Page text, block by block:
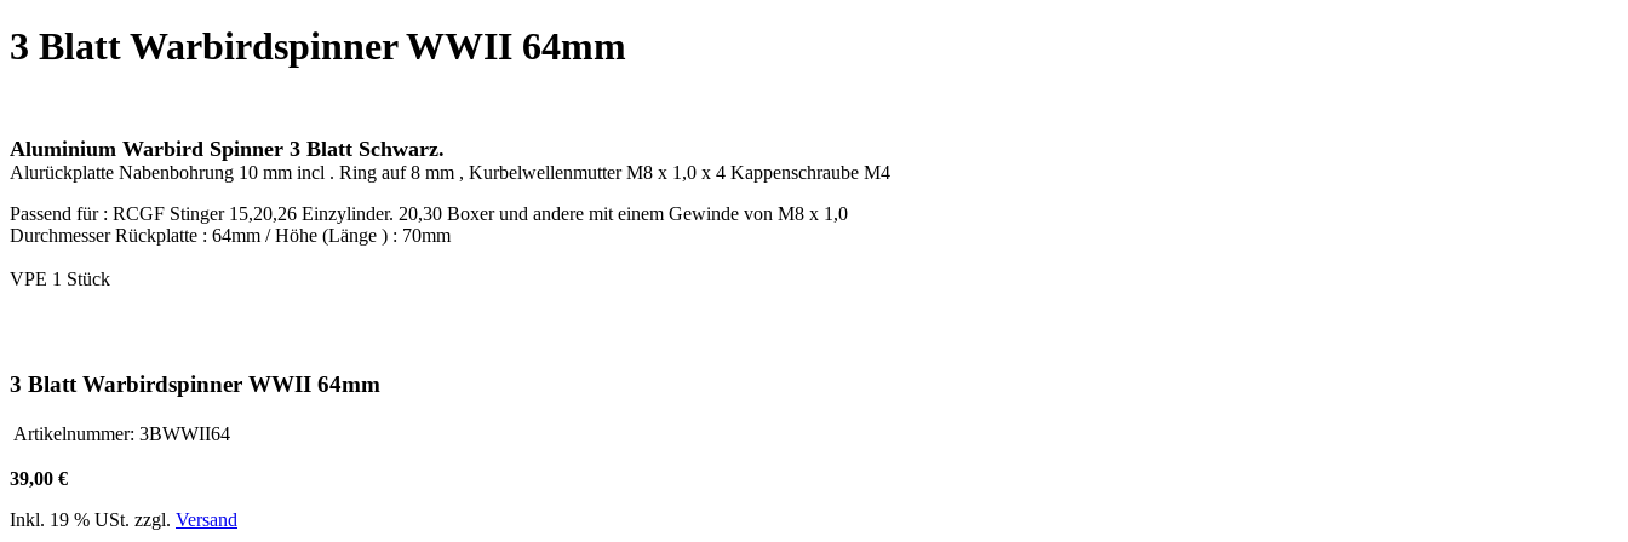
3 Blatt Warbirdspinner WWII 64mm
Aluminium Warbird Spinner 3 Blatt Schwarz.
Alurückplatte Nabenbohrung 10 mm incl . Ring auf 8 mm , Kurbelwellenmutter M8 x 1,0 x 4 Kappenschraube M4
Passend für : RCGF Stinger 15,20,26 Einzylinder. 20,30 Boxer und andere mit einem Gewinde von M8 x 1,0
Durchmesser Rückplatte : 64mm / Höhe (Länge ) : 70mm
VPE 1 Stück
3 Blatt Warbirdspinner WWII 64mm
Artikelnummer: 3BWWII64
39,00 €
Inkl. 19 % USt. zzgl. Versand